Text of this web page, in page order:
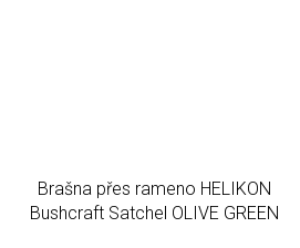
Brašna přes rameno HELIKON
Bushcraft Satchel OLIVE GREEN